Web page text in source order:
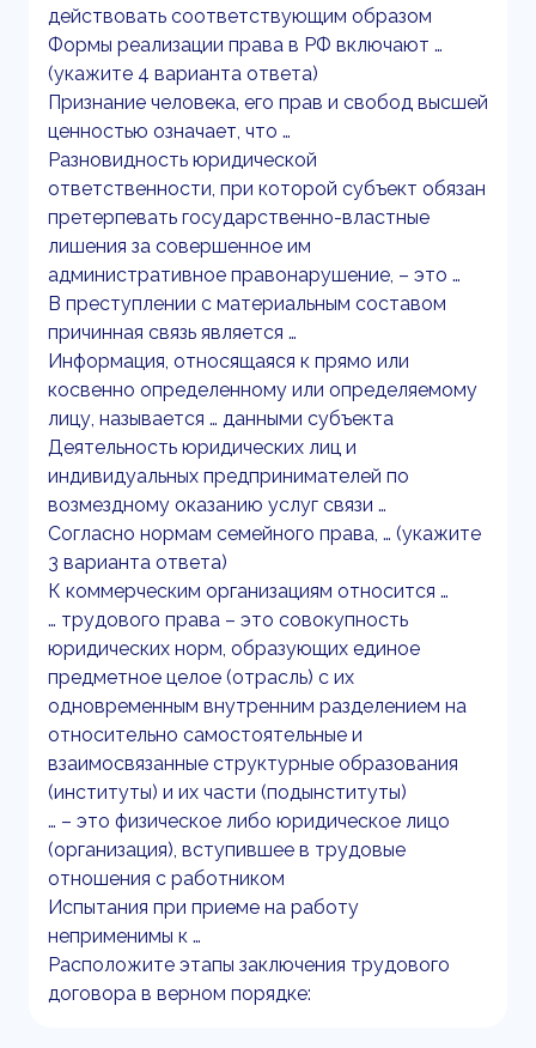
действовать соответствующим образом
Формы реализации права в РФ включают …
(укажите 4 варианта ответа)
Признание человека, его прав и свобод высшей
ценностью означает, что …
Разновидность юридической
ответственности, при которой субъект обязан
претерпевать государственно-властные
лишения за совершенное им
административное правонарушение, – это …
В преступлении с материальным составом
причинная связь является …
Информация, относящаяся к прямо или
косвенно определенному или определяемому
лицу, называется … данными субъекта
Деятельность юридических лиц и
индивидуальных предпринимателей по
возмездному оказанию услуг связи …
Согласно нормам семейного права, … (укажите
3 варианта ответа)
К коммерческим организациям относится …
… трудового права – это совокупность
юридических норм, образующих единое
предметное целое (отрасль) с их
одновременным внутренним разделением на
относительно самостоятельные и
взаимосвязанные структурные образования
(институты) и их части (подынституты)
… – это физическое либо юридическое лицо
(организация), вступившее в трудовые
отношения с работником
Испытания при приеме на работу
неприменимы к …
Расположите этапы заключения трудового
договора в верном порядке: